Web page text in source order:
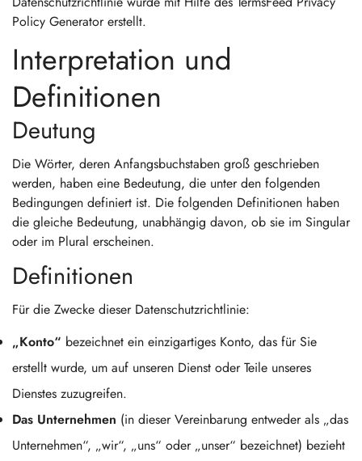
Policy Generatorerstellt.
Interpretation und
Definitionen
Deutung
Die Wörter, deren Anfangsbuchstaben groß geschrieben
werden, haben eine Bedeutung, die unter den folgenden
Bedingungen definiert ist. Die folgenden Definitionen haben
die gleiche Bedeutung, unabhängig davon, ob sie im Singular
oder im Plural erscheinen.
Definitionen
Für die Zwecke dieser Datenschutzrichtlinie:
„Konto“ bezeichnet ein einzigartiges Konto, das für Sie
erstellt wurde, um auf unseren Dienst oder Teile unseres
Dienstes zuzugreifen.
Das Unternehmen (in dieser Vereinbarung entweder als „das
Unternehmen“, „wir“, „uns“ oder „unser“ bezeichnet) bezieht